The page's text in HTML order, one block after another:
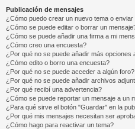
Publicación de mensajes
¿Cómo puedo crear un nuevo tema o
¿Cómo se puede editar o borrar un
¿Cómo se puede añadir una firma a mi
¿Cómo creo una encuesta?
¿Por qué no se puede añadir más opciones
¿Cómo edito o borro una encuesta?
¿Por qué no se puede acceder a algún foro?
¿Por qué no se puede añadir archivos
¿Por qué recibí una advertencia?
¿Cómo se puede reportar un mensaje a un
¿Para qué sirve el botón "Guardar" en la
¿Por qué mis mensajes necesitan ser
¿Cómo hago para reactivar un tema?